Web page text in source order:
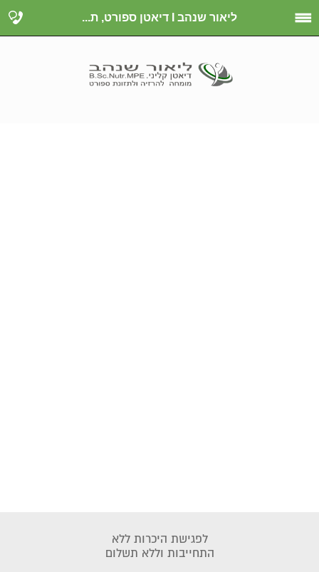
ליאור שנהב I דיאטן ספורט, ת...
לפגישת היכרות ללא
התחייבות וללא תשלום